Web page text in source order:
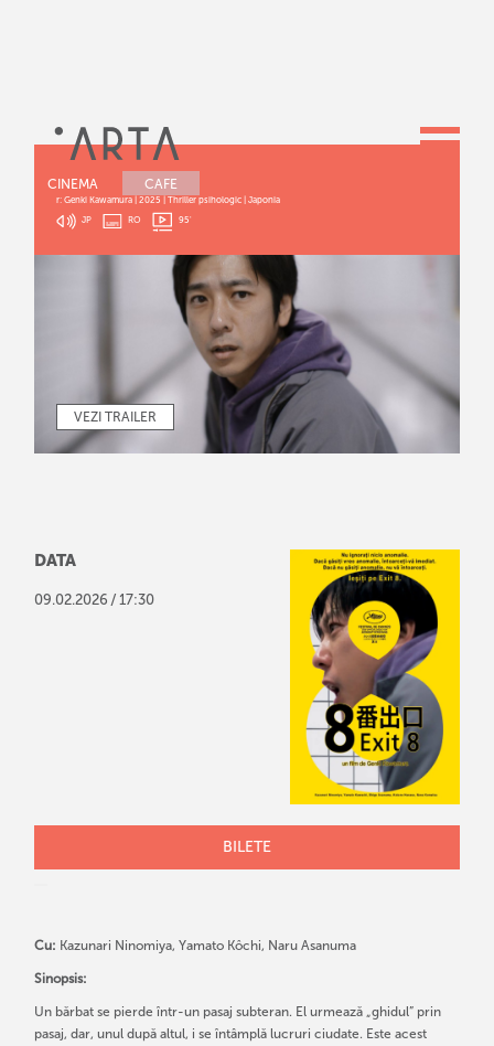
CINEMA CAFE
EXIT 8
r: Genki Kawamura | 2025 | Thriller psihologic | Japonia
JP
RO 95'
VEZI TRAILER
DATA
09.02.2026 / 17:30
BILETE
Cu: Kazunari Ninomiya, Yamato Kôchi, Naru Asanuma
Sinopsis:
Un bărbat se pierde într-un pasaj subteran. El urmează „ghidul” prin
pasaj, dar, unul după altul, i se întâmplă lucruri ciudate. Este acest